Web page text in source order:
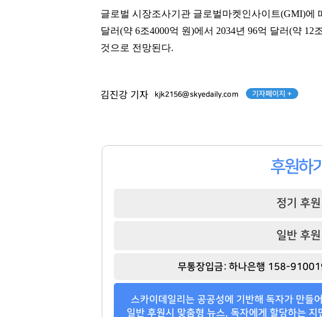
글로벌 시장조사기관 글로벌마켓인사이트(GMI)에
달러(약 6조4000억 원)에서 2034년 96억 달러(약 12
것으로 전망된다.
김진강 기자 kjk2156@skyedaily.com 기자페이지 +
후원하기
정기 후원
일반 후원
무통장입금: 하나은행 158-
스카이데일리는 공공성에 기반해 독자가 만들
일반 후원시 맞춤형 뉴스, 독자에게 할당하는 지